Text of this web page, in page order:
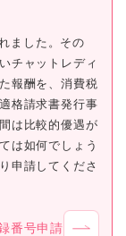
ました。その
チャットレディ
報酬を、消費税
格請求書発行事
は比較的優遇が
は如何でしょう
申請してくださ
番号申請